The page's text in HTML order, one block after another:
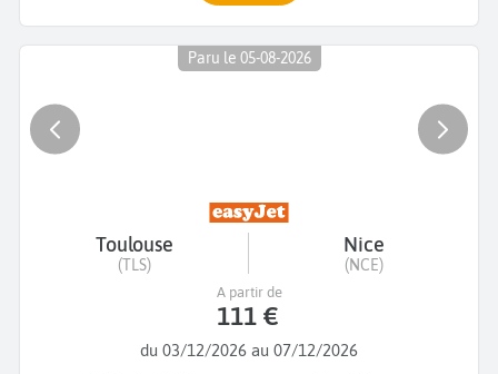
Paru le 05-08-2026
Toulouse
(TLS)
Nice
(NCE)
du 03/12/2026 au 07/12/2026
A partir de
111 €